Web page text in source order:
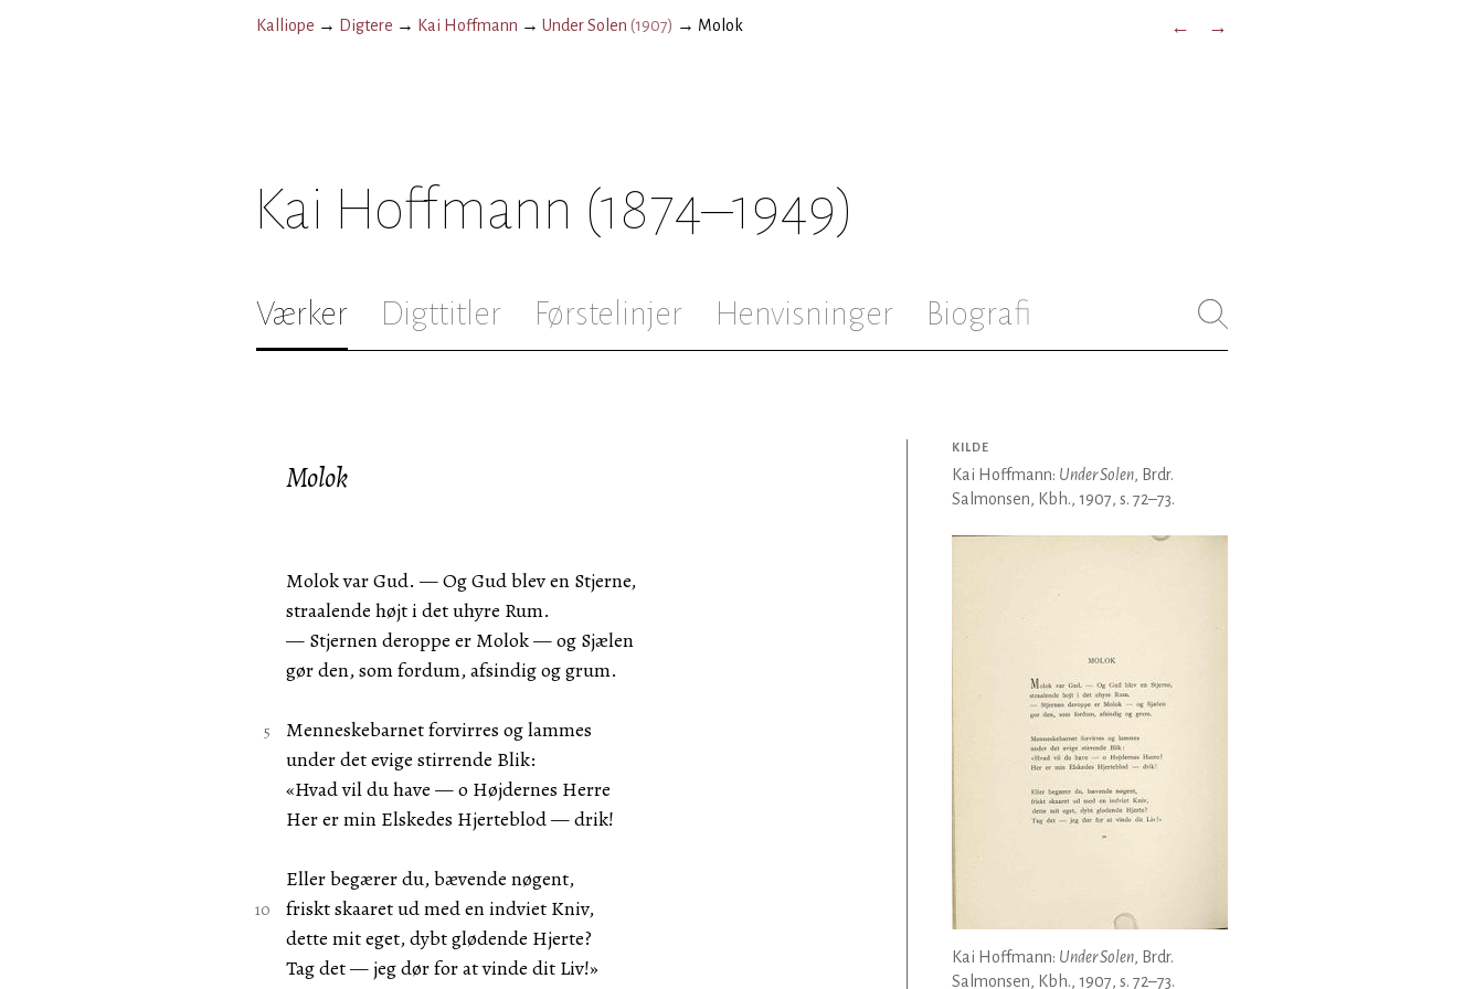
Kalliope → Digtere → Kai Hoffmann → Under Solen (1907) → Molok ← →
Kai Hoffmann (1874–1949)
Værker Digttitler Førstelinjer Henvisninger Biografi
Molok
Molok var Gud. — Og Gud blev en Stjerne,
straalende højt i det uhyre Rum.
— Stjernen deroppe er Molok — og Sjælen
gør den, som fordum, afsindig og grum.
Menneskebarnet forvirres og lammes
under det evige stirrende Blik:
«Hvad vil du have — o Højdernes Herre
Her er min Elskedes Hjerteblod — drik!
Eller begærer du, bævende nøgent,
friskt skaaret ud med en indviet Kniv,
dette mit eget, dybt glødende Hjerte?
Tag det — jeg dør for at vinde dit Liv!»
KILDE
Kai Hoffmann: Under Solen, Brdr.
Salmonsen, Kbh., 1907, s. 72–73.
Kai Hoffmann: Under Solen, Brdr.
Salmonsen, Kbh., 1907, s. 72–73.